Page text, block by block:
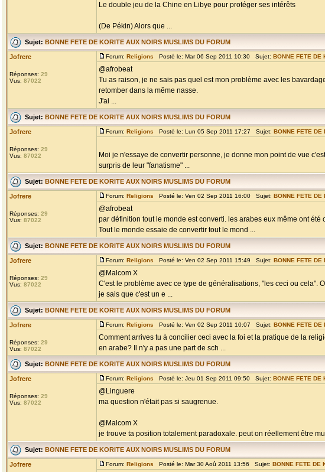
Le double jeu de la Chine en Libye pour protéger ses intérêts
(De Pékin) Alors que ...
Sujet: BONNE FETE DE KORITE AUX NOIRS MUSLIMS DU FORUM
Jofrere
Réponses: 29
Vus: 87022
Forum: Religions Posté le: Mar 06 Sep 2011 10:30 Sujet: BONNE FETE DE
@afrobeat
Tu as raison, je ne sais pas quel est mon problème avec les
retomber dans la même nasse.
J'ai ...
Sujet: BONNE FETE DE KORITE AUX NOIRS MUSLIMS DU FORUM
Jofrere
Réponses: 29
Vus: 87022
Forum: Religions Posté le: Lun 05 Sep 2011 17:27 Sujet: BONNE FETE DE
Moi je n'essaye de convertir personne, je donne mon point de vue
surpris de leur "fanatisme" ...
Sujet: BONNE FETE DE KORITE AUX NOIRS MUSLIMS DU FORUM
Jofrere
Réponses: 29
Vus: 87022
Forum: Religions Posté le: Ven 02 Sep 2011 16:00 Sujet: BONNE FETE DE
@afrobeat
par définition tout le monde est converti. les arabes eux même ont
Tout le monde essaie de convertir tout le mond ...
Sujet: BONNE FETE DE KORITE AUX NOIRS MUSLIMS DU FORUM
Jofrere
Réponses: 29
Vus: 87022
Forum: Religions Posté le: Ven 02 Sep 2011 15:49 Sujet: BONNE FETE DE
@Malcom X
C'est le problème avec ce type de généralisations, "les ceci ou cela".
je sais que c'est un e ...
Sujet: BONNE FETE DE KORITE AUX NOIRS MUSLIMS DU FORUM
Jofrere
Réponses: 29
Vus: 87022
Forum: Religions Posté le: Ven 02 Sep 2011 10:07 Sujet: BONNE FETE DE
Comment arrives tu à concilier ceci avec la foi et la pratique de la
en arabe? Il n'y a pas une part de sch ...
Sujet: BONNE FETE DE KORITE AUX NOIRS MUSLIMS DU FORUM
Jofrere
Réponses: 29
Vus: 87022
Forum: Religions Posté le: Jeu 01 Sep 2011 09:50 Sujet: BONNE FETE DE
@Linguere
ma question n'était pas si saugrenue.
@Malcom X
je trouve ta position totalement paradoxale. peut on réellement être
Sujet: BONNE FETE DE KORITE AUX NOIRS MUSLIMS DU FORUM
Jofrere Forum: Religions Posté le: Mar 30 Aoû 2011 13:56 Sujet: BONNE FETE DE